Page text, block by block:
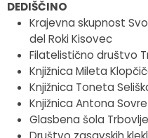
DEDIŠČINO
Krajevna skupnost
del Roki Kisovec
Filatelistično društvo
Knjižnica Mileta
Knjižnica Toneta
Knjižnica Antona
Glasbena šola Trbovlje